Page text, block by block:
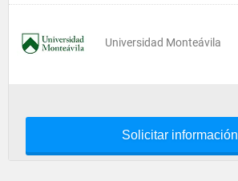
Universidad Monteávila
Solicitar información